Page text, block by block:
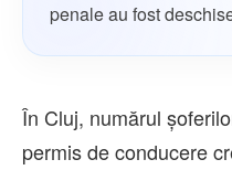
penale au fost
În Cluj, numărul
permis de conducere